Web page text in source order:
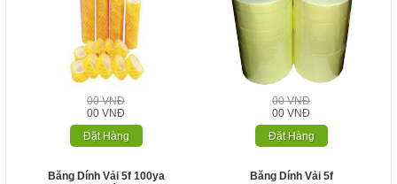
00 VNĐ
00 VNĐ
Đặt Hàng
00 VNĐ
00 VNĐ
Đặt Hàng
Băng Dính Vải 5f 100ya
Băng Dính Vải 5f